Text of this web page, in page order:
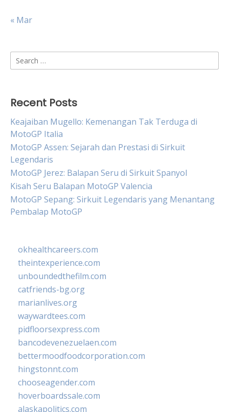
« Mar
Search
for:
Recent Posts
Keajaiban Mugello: Kemenangan Tak Terduga di
MotoGP Italia
MotoGP Assen: Sejarah dan Prestasi di Sirkuit
Legendaris
MotoGP Jerez: Balapan Seru di Sirkuit Spanyol
Kisah Seru Balapan MotoGP Valencia
MotoGP Sepang: Sirkuit Legendaris yang Menantang
Pembalap MotoGP
okhealthcareers.com
theintexperience.com
unboundedthefilm.com
catfriends-bg.org
marianlives.org
waywardtees.com
pidfloorsexpress.com
bancodevenezuelaen.com
bettermoodfoodcorporation.com
hingstonnt.com
chooseagender.com
hoverboardssale.com
alaskapolitics.com